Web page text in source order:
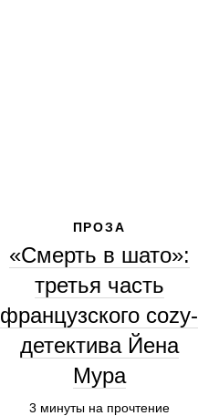
ПРОЗА
«Смерть в шато»:
третья часть
французского cozy-
детектива Йена
Мура
3 минуты на прочтение